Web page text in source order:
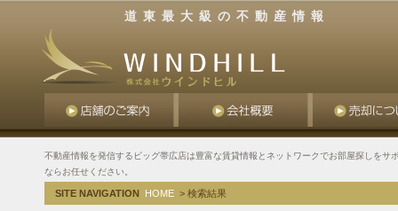
道東最大級の不動産情報
不動産情報を発信するビッグ帯広店は豊富な賃貸情報とネットワークでお部屋探しをサ
ならお任せください。
SITE NAVIGATION HOME > 検索結果